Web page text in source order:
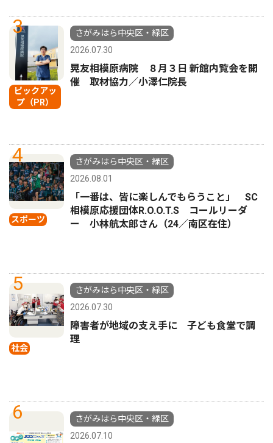
3
ピックアッ
プ（PR）
さがみはら中央区・緑区
2026.07.30
晃友相模原病院 ８月３日 新館内覧会を開
催 取材協力／小澤仁院長
4
スポーツ
さがみはら中央区・緑区
2026.08.01
「一番は、皆に楽しんでもらうこと」 SC
相模原応援団体R.O.O.T.S コールリーダ
ー 小林航太郎さん（24／南区在住）
5
社会
さがみはら中央区・緑区
2026.07.30
障害者が地域の支え手に 子ども食堂で調
理
6
さがみはら中央区・緑区
2026.07.10